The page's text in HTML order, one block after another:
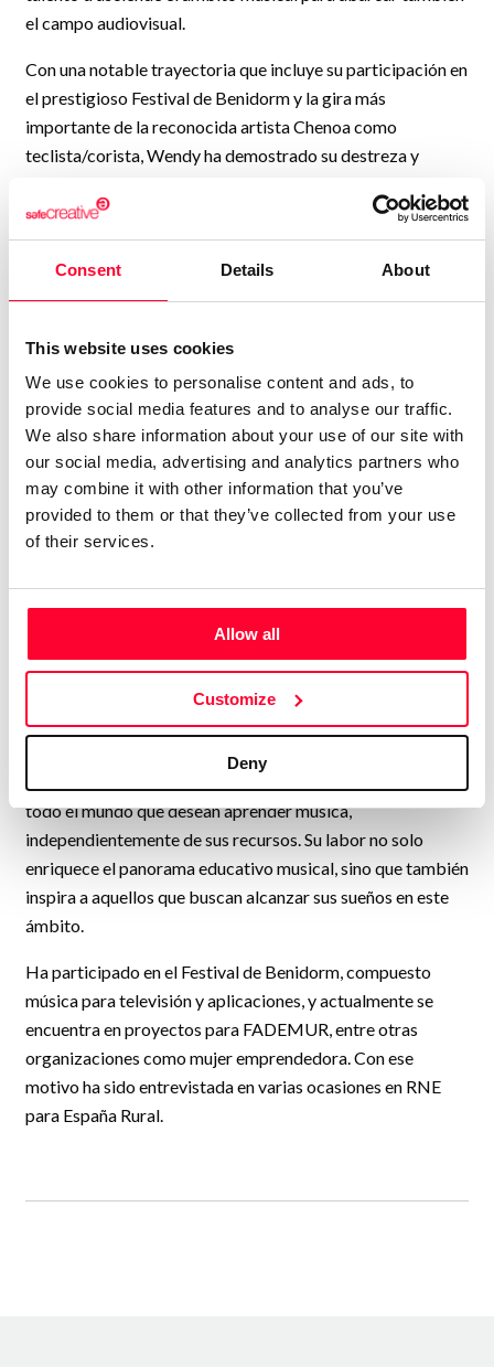
Consent Details About
This website uses cookies
We use cookies to personalise content and ads, to
provide social media features and to analyse our traffic.
We also share information about your use of our site with
our social media, advertising and analytics partners who
may combine it with other information that you’ve
provided to them or that they’ve collected from your use
of their services.
Allow all
Customize
Deny
el campo audiovisual.
Con una notable trayectoria que incluye su participación en
el prestigioso Festival de Benidorm y la gira más
importante de la reconocida artista Chenoa como
teclista/corista, Wendy ha demostrado su destreza y
digitales es significativa, contando con varios canales de
YouTube donde exhibe su versatilidad creativa. Entre ellos,
destacan "LA ÓRBITA WENDY" , "WENDY GARCÍA
(cantautora) "RADIO ONDA PUEBLOS" y "WENDY G
Wendy cuenta con dos titulaciones que reflejan su amplia
formación: realizadora audiovisual y reportera ENG. Estas
credenciales no solo le han permitido crear videoclips y
producciones visuales, sino que también le han otorgado
habilidades como camarógrafa.
Una de sus incursiones más destacadas en el mundo del
BOSQUE", en el cual no solo compuso y dirigió la obra, sino
En la actualidad, Wendy dedica gran parte de su tiempo a
su canal de YouTube "LA ÓRBITA WENDY". En este
espacio, se siente plenamente realizada compartiendo
todo el mundo que desean aprender música,
independientemente de sus recursos. Su labor no solo
enriquece el panorama educativo musical, sino que también
inspira a aquellos que buscan alcanzar sus sueños en este
ámbito.
Ha participado en el Festival de Benidorm, compuesto
música para televisión y aplicaciones, y actualmente se
encuentra en proyectos para FADEMUR, entre otras
organizaciones como mujer emprendedora. Con ese
motivo ha sido entrevistada en varias ocasiones en RNE
para España Rural.